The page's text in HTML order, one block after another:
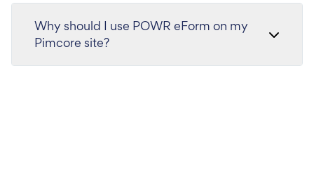
Why should I use POWR eForm on my
Pimcore site?